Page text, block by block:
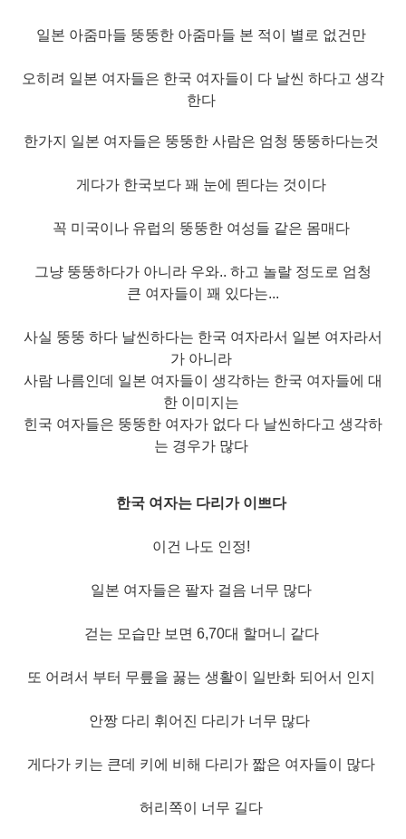
일본 아줌마들 뚱뚱한 아줌마들 본 적이 별로 없건만
오히려 일본 여자들은 한국 여자들이 다 날씬 하다고 생각
한다
한가지 일본 여자들은 뚱뚱한 사람은 엄청 뚱뚱하다는것
게다가 한국보다 꽤 눈에 띈다는 것이다
꼭 미국이나 유럽의 뚱뚱한 여성들 같은 몸매다
그냥 뚱뚱하다가 아니라 우와.. 하고 놀랄 정도로 엄청
큰 여자들이 꽤 있다는...
사실 뚱뚱 하다 날씬하다는 한국 여자라서 일본 여자라서
가 아니라
사람 나름인데 일본 여자들이 생각하는 한국 여자들에 대
한 이미지는
힌국 여자들은 뚱뚱한 여 자가 없다 다 날씬하다고 생각하
는 경우가 많다
한국 여자는 다리가 이쁘다
이건 나도 인정!
일본 여자들은 팔자 걸음 너무 많다
걷는 모습만 보면 6,70대 할머니 같다
또 어려서 부터 무릎을 꿇는 생활이 일반화 되어서 인지
안짱 다리 휘어진 다리가 너무 많다
게다가 키는 큰데 키에 비해 다리가 짧은 여자들이 많다
허리쪽이 너무 길다